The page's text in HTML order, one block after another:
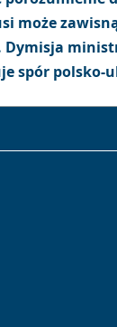
może
Dymisja
spór polsko-